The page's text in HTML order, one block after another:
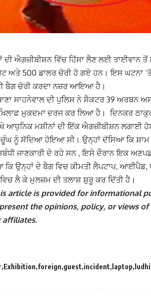
ਦੀ ਐਗਜ਼ੀਬੀਸ਼ਨ ਵਿੱਚ ਹਿੱਸਾ ਲੈਣ ਲਈ ਤਾਈਵਾਨ
500 ਡਾਲਰ ਚੋਰੀ ਹੋ ਗਏ ਹਨ। ਇਸ ਘਟਨਾ ‘ਤੋਂ
ਬੈਗ ਚੋਰੀ ਕਰਦਾ ਨਜ਼ਰ ਆਇਆ ਹੈ।
ਸਾਹਨੇਵਾਲ ਦੀ ਪੁਲਿਸ ਨੇ ਸੈਕਟਰ 39 ਅਰਬਨ
ਮੁਕਦਮਾ ਦਰਜ ਕਰ ਲਿਆ ਹੈ। ਦਿਨਕਰ
ਆਧੁਨਿਕ ਮਸ਼ੀਨਾਂ ਦੀ ਇੱਕ ਐਗਜ਼ੀਬੀਸ਼ਨ ਲਗਾਈ
ਚੂੰਘ ਨੂੰ ਸੱਦਿਆ ਹੋਇਆ ਸੀ। ਉਨ੍ਹਾਂ ਦੱਸਿਆ ਕਿ ਸ਼ਾਮ
ਜਾਣਕਾਰੀ ਦੇ ਰਹੇ ਸਨ , ਇਸੇ ਦੌਰਾਨ ਇਕ
ਕਿ ਉਨ੍ਹਾਂ ਦੇ ਬੈਗ ਵਿਚ ਕੀਮਤੀ ਲੈਪਟਾਪ,
ਲੈ ਕੇ ਮੁਲਜ਼ਮ ਦੀ ਤਲਾਸ਼ ਸ਼ੁਰੂ ਕਰ ਦਿੱਤੀ ਹੈ।
article is provided for informational
the opinions, policy, or views
affiliates.
Exhibition foreign guest incident laptop